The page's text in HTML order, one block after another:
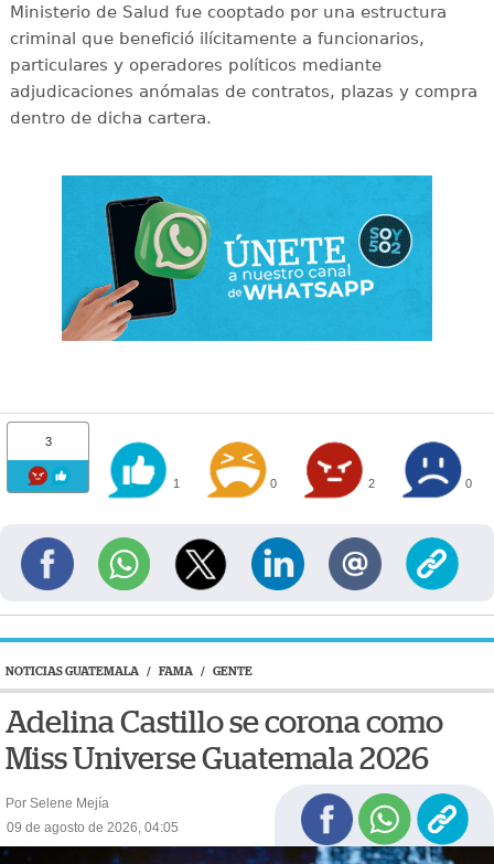
Ministerio de Salud fue cooptado por una estructura
criminal que benefició ilícitamente a funcionarios,
particulares y operadores políticos mediante
adjudicaciones anómalas de contratos, plazas y compra
dentro de dicha cartera.
3
1 0 2 0
NOTICIAS GUATEMALA / FAMA / GENTE
Adelina Castillo se corona como
Miss Universe Guatemala 2026
Por Selene Mejía
09 de agosto de 2026, 04:05